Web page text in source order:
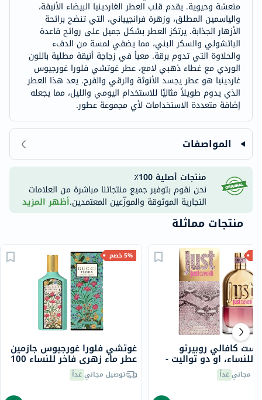
منعشة وحيوية. يقدم قلب العطر الغاردينيا البيضاء الأنيقة،
والياسمين المطلق، وزهرة فرانجيباني، التي تنضح برائحة
الأزهار الجذابة. يرتكز العطر بشكل جميل على روائح قاعدة
الباتشولي والسكر البني، مما يضفي لمسة من الدفء
والحلاوة التي تدوم برقة. معبأ في زجاجة أنيقة مطلية باللون
الوردي مع غطاء ذهبي لامع، عطر غوتشي فلورا غورجيوس
غاردينيا هو عطر يجسد الأنوثة والرقي والفرح. يعد هذا العطر
الذي يدوم طويلاً مثاليًا للاستخدام اليومي والليل، مما يجعله
إضافة متعددة الاستخدامات لأي مجموعة عطور.
المواصفات
منتجات أصلية 100٪
نحن نقوم بتوفير جميع منتجاتنا مباشرة من العلامات
التجارية الموثوقة والموزّعين المعتمدين.أظهر المزيد
منتجات مماثلة
5% خصم
غوتشي فلورا غورجيوس جازمين
عطر ماء زهري فاخر للنساء 100
ملتوصيل مجاني غداً
كافالي روبيرتو
للنساء، او دو تواليت -
مجانيغداً